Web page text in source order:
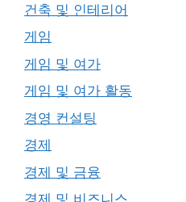
건축 및 인테리어
게임
게임 및 여가
게임 및 여가 활동
경영 컨설팅
경제
경제 및 금융
경제 및 비즈니스